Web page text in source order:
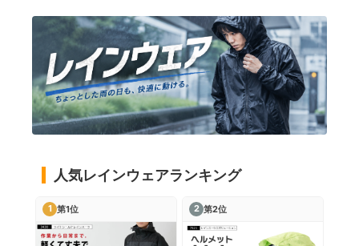
人気レインウェアランキング
1 第1位 2 第2位